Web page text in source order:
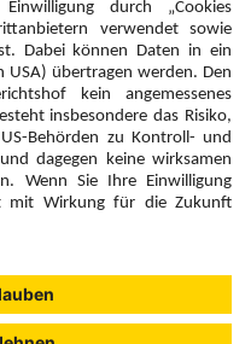
Standards und
Austria GmbH